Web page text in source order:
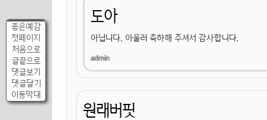
좋은예감
첫페이지
처음으로
글끝으로
댓글보기
댓글달기
이동막대
도아
아닙니다. 아울러 축하해 주셔서 감사합니다.
원래버핏